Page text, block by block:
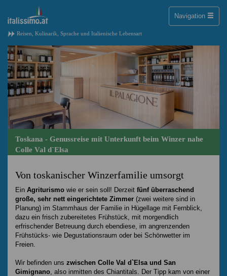
Reisen, Kulinarik, Sprache und Italienische Lebensart
Navigation Toggle
Toskana - Genussreise mit Unterkunft beim Winzer nahe
Colle Val d`Elsa
Von toskanischer Winzerfamilie umsorgt
Ein Agriturismo wie er sein soll! Derzeit fünf überraschend
große, sehr nett eingerichtete Zimmer (zwei weitere sind in
Planung) im Stammhaus der Familie in Hügellage mit Fernblick,
dazu ein frisch zubereitetes Frühstück, mit morgendlich
erfrischender Betreuung durch ebendiese, im angrenzenden
Frühstücks- wie Degustationsraum oder bei Schönwetter im
Freien.
Wir befinden uns zwischen Colle Val d`Elsa und San
Gimignano , also inmitten des Chiantitals. Der Tipp kam von einer